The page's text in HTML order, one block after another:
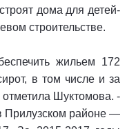
дома для детей-
строительстве.
жильем 172
в том числе и за
отметила Шуктомова. -
Прилузском районе —